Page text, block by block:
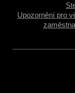
Upozornění pro